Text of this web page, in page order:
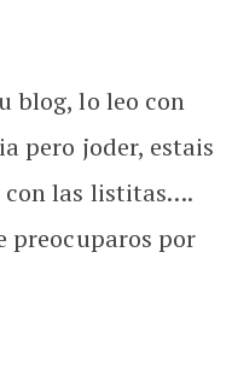
blog, lo leo con
pero joder, estais
con las listitas….
preocuparos por